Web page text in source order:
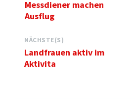
Messdiener machen
Ausflug
NÄCHSTE(S)
Landfrauen aktiv im
Aktivita